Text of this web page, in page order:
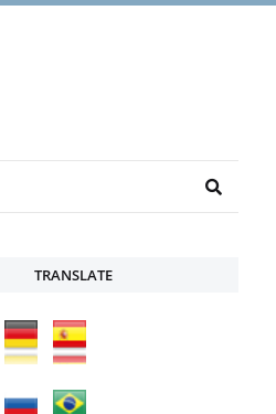
TRANSLATE